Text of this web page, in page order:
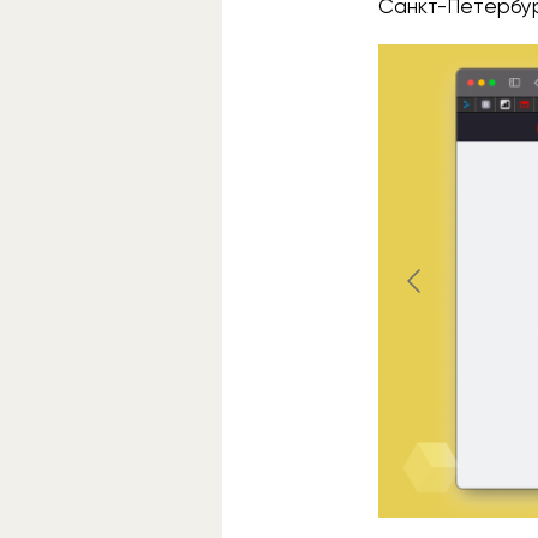
Санкт-